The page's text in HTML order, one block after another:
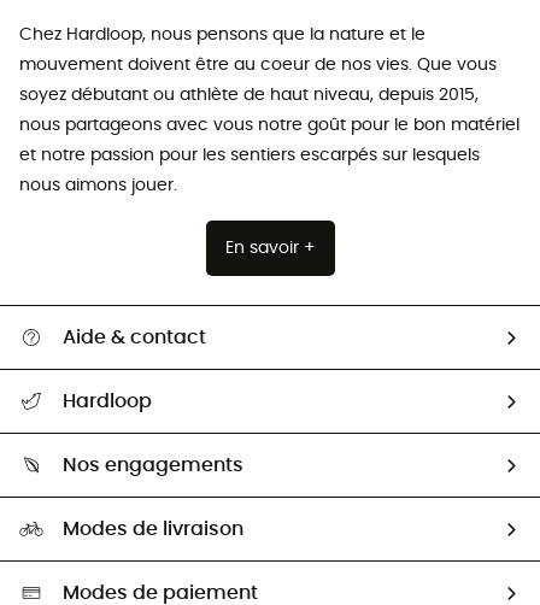
Chez Hardloop, nous pensons que la nature et le
mouvement doivent être au coeur de nos vies. Que vous
soyez débutant ou athlète de haut niveau, depuis 2015,
nous partageons avec vous notre goût pour le bon matériel
et notre passion pour les sentiers escarpés sur lesquels
nous aimons jouer.
En savoir +
Aide & contact
Guide des tailles
Seconde Main
Aide & Contact
Hardloop
HardGuides
Nos engagements
Sélection éco-responsable
Modes de livraison
Modes de paiement